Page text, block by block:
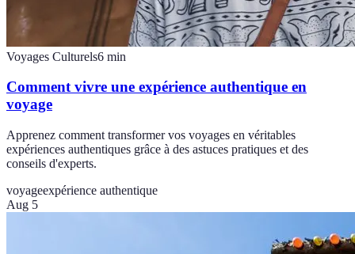
Voyages Culturels6 min
Comment vivre une expérience authentique en
voyage
Apprenez comment transformer vos voyages en véritables
expériences authentiques grâce à des astuces pratiques et des
conseils d'experts.
voyageexpérience authentique
Aug 5